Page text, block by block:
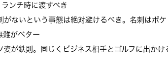
ンチ時に渡すべき
ないという事態は絶対避けるべき。名刺はポ
難がベター
が鉄則。同じくビジネス相手とゴルフに出か